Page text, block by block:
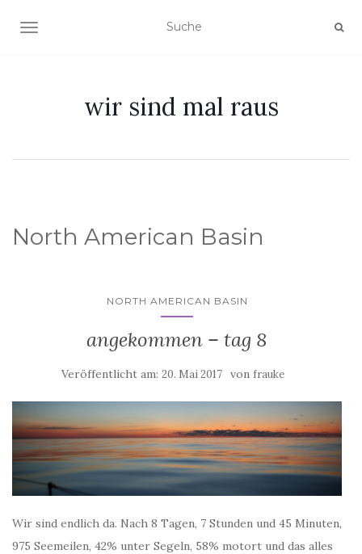
NAVIGATION EIN-/AUSSCHALTEN
wir sind mal raus
North American Basin
NORTH AMERICAN BASIN
angekommen – tag 8
Veröffentlicht am: 20. Mai 2017 von frauke
Wir sind endlich da. Nach 8 Tagen, 7 Stunden und 45 Minuten,
975 Seemeilen, 42% unter Segeln, 58% motort und das alles